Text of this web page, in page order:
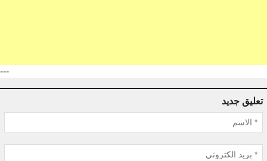
---
تعليق جديد